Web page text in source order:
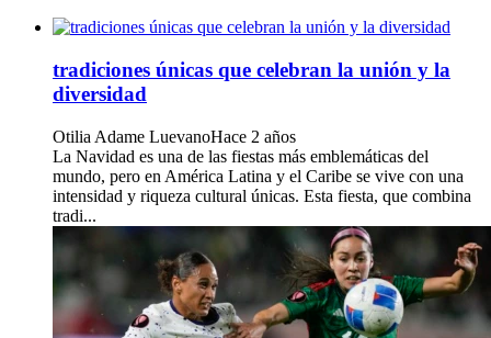
tradiciones únicas que celebran la unión y la
diversidad
Otilia Adame LuevanoHace 2 años
La Navidad es una de las fiestas más emblemáticas del
mundo, pero en América Latina y el Caribe se vive con una
intensidad y riqueza cultural únicas. Esta fiesta, que combina
tradi...